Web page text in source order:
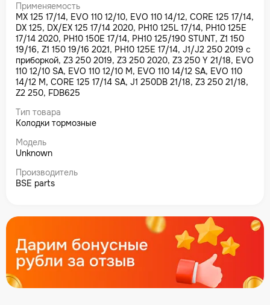
Применяемость
MX 125 17/14, EVO 110 12/10, EVO 110 14/12, CORE 125 17/14,
DX 125, DX/EX 125 17/14 2020, PH10 125L 17/14, PH10 125E
17/14 2020, PH10 150E 17/14, PH10 125/190 STUNT, Z1 150
19/16, Z1 150 19/16 2021, PH10 125E 17/14, J1/J2 250 2019 с
приборкой, Z3 250 2019, Z3 250 2020, Z3 250 Y 21/18, EVO
110 12/10 SA, EVO 110 12/10 M, EVO 110 14/12 SA, EVO 110
14/12 M, CORE 125 17/14 SA, J1 250DB 21/18, Z3 250 21/18,
Z2 250, FDB625
Тип товара
Колодки тормозные
Модель
Unknown
Производитель
BSE parts